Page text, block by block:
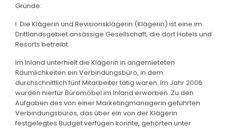
Gründe:
I. Die Klägerin und Revisionsklägerin (Klägerin) ist eine im
Drittlandsgebiet ansässige Gesellschaft, die dort Hotels und
Resorts betreibt.
Im Inland unterhielt die Klägerin in angemieteten
Räumlichkeiten ein Verbindungsbüro, in dem
durchschnittlich fünf Mitarbeiter tätig waren. Im Jahr 2006
wurden hierfür Büromöbel im Inland erworben. Zu den
Aufgaben des von einer Marketingmanagerin geführten
Verbindungsbüros, das über ein von der Klägerin
festgelegtes Budget verfügen konnte, gehörten unter